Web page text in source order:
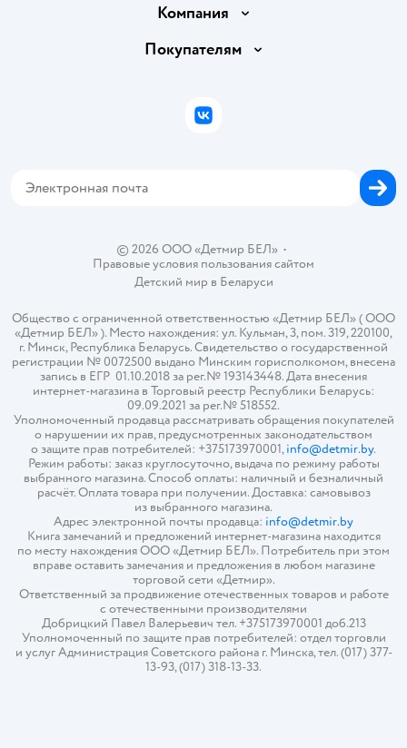
Доставка и оплата
Правила продажи
Политика использования файлов cookie
Компания
Вакансии
Покупателям
Бонусные карты
© 2026 ООО «Детмир БЕЛ»•
Правовые условия пользования сайтом
Детский мир в Беларуси
Общество с ограниченной ответственностью «Детмир БЕЛ» ( ООО
«Детмир БЕЛ» ). Место нахождения: ул. Кульман, 3, пом. 319, 220100,
г. Минск, Республика Беларусь. Свидетельство о государственной
регистрации № 0072500 выдано Минским горисполкомом, внесена
запись в ЕГР 01.10.2018 за рег.№ 193143448. Дата внесения
интернет-магазина в Торговый реестр Республики Беларусь:
09.09.2021 за рег.№ 518552.
Уполномоченный продавца рассматривать обращения покупателей
о нарушении их прав, предусмотренных законодательством
о защите прав потребителей: +375173970001,info@detmir.by.
Режим работы: заказ круглосуточно, выдача по режиму работы
выбранного магазина. Способ оплаты: наличный и безналичный
расчёт. Оплата товара при получении. Доставка: самовывоз
из выбранного магазина.
Адрес электронной почты продавца: info@detmir.by
Книга замечаний и предложений интернет-магазина находится
по месту нахождения ООО «Детмир БЕЛ». Потребитель при этом
вправе оставить замечания и предложения в любом магазине
торговой сети «Детмир».
Ответственный за продвижение отечественных товаров и работе
с отечественными производителями
Добрицкий Павел Валерьевич тел. +375173970001 доб.213
Уполномоченный по защите прав потребителей: отдел торговли
и услуг Администрация Советского района г. Минска, тел. (017) 377-
13-93, (017) 318-13-33.
ВКонтакте